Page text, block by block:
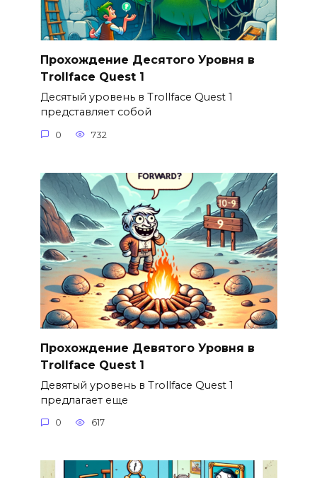
Прохождение Десятого Уровня в
Trollface Quest 1
Десятый уровень в Trollface Quest 1
представляет собой
0 732
Прохождение Девятого Уровня в
Trollface Quest 1
Девятый уровень в Trollface Quest 1
предлагает еще
0 617